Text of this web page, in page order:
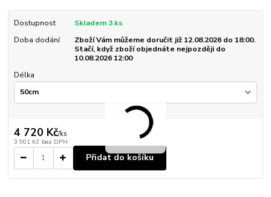
Dostupnost
Skladem 3 ks
Doba dodání
Zboží Vám můžeme doručit již 12.08.2026 do 18:00.
Stačí, když zboží objednáte nejpozději do
10.08.2026 12:00
Délka
4 720 Kč/ks
3 901 Kč bez DPH
Přidat do košíku